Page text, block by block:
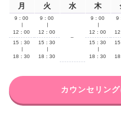
月 火 水 木
9：00
12：00
9：00
12：00
–
9：00
12：00
9
15：30
18：30
15：30
18：30
15：30
18：30
カウンセリン